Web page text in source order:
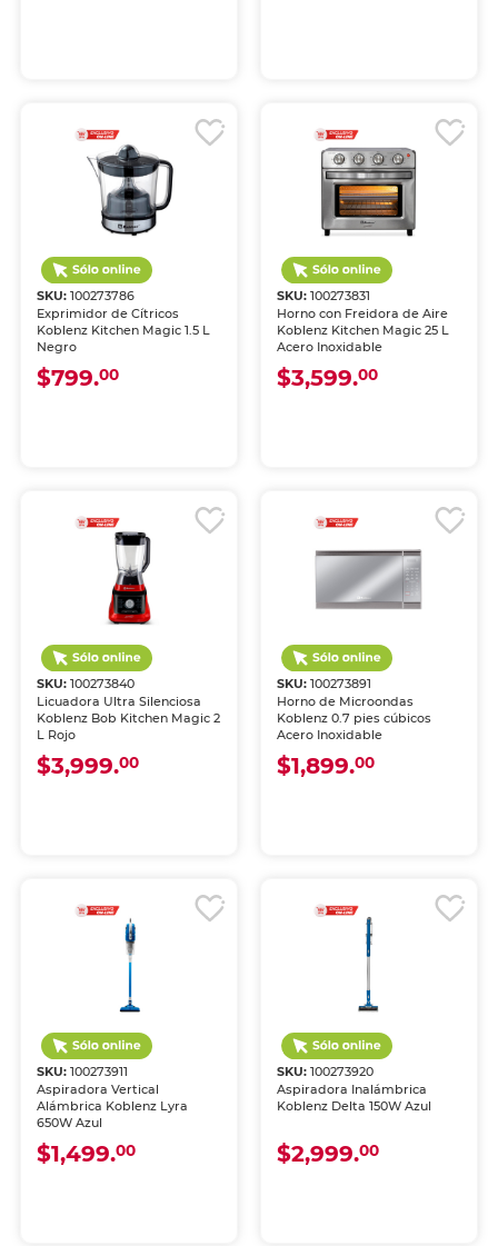
SKU:100273786
Exprimidor de Cítricos
Koblenz Kitchen Magic 1.5 L
Negro
$799.00
SKU: 100273831
Horno con Freidora de Aire
Koblenz Kitchen Magic 25 L
Acero Inoxidable
$3,599.00
SKU:100273840
Licuadora Ultra Silenciosa
Koblenz Bob Kitchen Magic 2
L Rojo
$3,999.00
SKU: 100273891
Horno de Microondas
Koblenz 0.7 pies cúbicos
Acero Inoxidable
$1,899.00
SKU:100273911
Aspiradora Vertical
Alámbrica Koblenz Lyra
650W Azul
$1,499.00
SKU: 100273920
Aspiradora Inalámbrica
Koblenz Delta 150W Azul
$2,999.00